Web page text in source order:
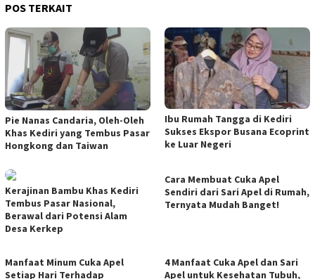
POS TERKAIT
Pie Nanas Candaria, Oleh-Oleh
Khas Kediri yang Tembus Pasar
Hongkong dan Taiwan
Ibu Rumah Tangga di Kediri
Sukses Ekspor Busana Ecoprint
ke Luar Negeri
Kerajinan Bambu Khas Kediri
Tembus Pasar Nasional,
Berawal dari Potensi Alam
Desa Kerkep
Cara Membuat Cuka Apel
Sendiri dari Sari Apel di Rumah,
Ternyata Mudah Banget!
Manfaat Minum Cuka Apel
Setiap Hari Terhadap
4 Manfaat Cuka Apel dan Sari
Apel untuk Kesehatan Tubuh,